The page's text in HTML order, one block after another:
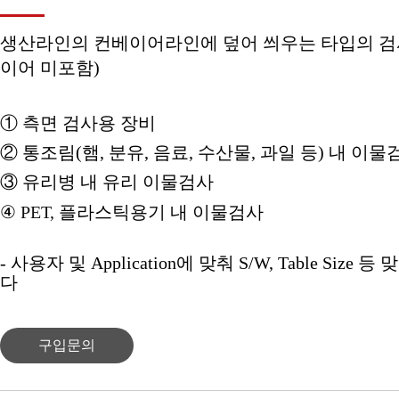
생산라인의 컨베이어라인에 덮어 씌우는 타입의
이어 미포함)​
① 측면 검사용 장비
② 통조림(햄, 분유, 음료, 수산물, 과일 등) 내 이물
③ 유리병 내 유리 이물검사
④ PET, 플라스틱용기 내 이물검사
- 사용자 및 Application에 맞춰 S/W, Table Size 등
다
구입문의